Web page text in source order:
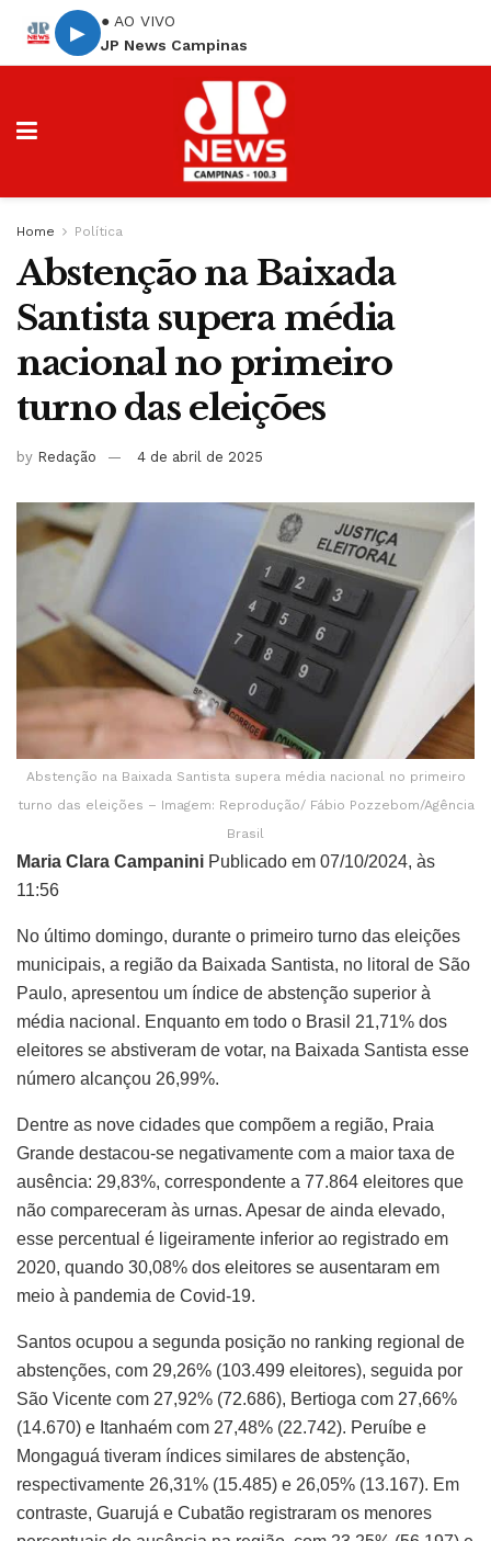
▶
● AO VIVO
JP News Campinas
Home Política
Abstenção na Baixada
Santista supera média
nacional no primeiro
turno das eleições
by Redação 4 de abril de 2025
Abstenção na Baixada Santista supera média nacional no primeiro
turno das eleições – Imagem: Reprodução/ Fábio Pozzebom/Agência
Brasil
Maria Clara Campanini Publicado em 07/10/2024, às
11:56
No último domingo, durante o primeiro turno das eleições
municipais, a região da Baixada Santista, no litoral de São
Paulo, apresentou um índice de abstenção superior à
média nacional. Enquanto em todo o Brasil 21,71% dos
eleitores se abstiveram de votar, na Baixada Santista esse
número alcançou 26,99%.
Dentre as nove cidades que compõem a região, Praia
Grande destacou-se negativamente com a maior taxa de
ausência: 29,83%, correspondente a 77.864 eleitores que
não compareceram às urnas. Apesar de ainda elevado,
esse percentual é ligeiramente inferior ao registrado em
2020, quando 30,08% dos eleitores se ausentaram em
meio à pandemia de Covid-19.
Santos ocupou a segunda posição no ranking regional de
abstenções, com 29,26% (103.499 eleitores), seguida por
São Vicente com 27,92% (72.686), Bertioga com 27,66%
(14.670) e Itanhaém com 27,48% (22.742). Peruíbe e
Mongaguá tiveram índices similares de abstenção,
respectivamente 26,31% (15.485) e 26,05% (13.167). Em
contraste, Guarujá e Cubatão registraram os menores